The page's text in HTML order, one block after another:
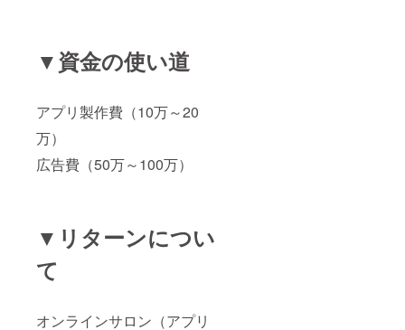
▼資金の使い道
アプリ製作費（10万～20
万）
広告費（50万～100万）
▼リターンについ
て
オンラインサロン（アプリ